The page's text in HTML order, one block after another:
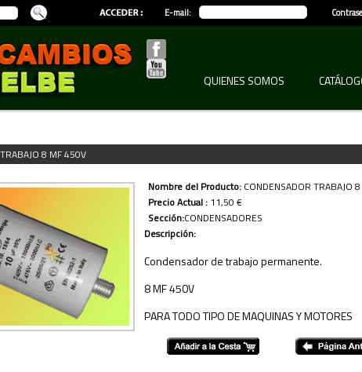
E-mail:
QUIENES SOMOS
8 MF 450V
Nombre del Producto:CONDENSADOR TRABAJO
Precio Actual :11,50 €
Sección:CONDENSADORES
Descripción:
Condensador de trabajo permanente.
8 MF 450V
PARA TODO TIPO DE MAQUINAS Y MOTORES